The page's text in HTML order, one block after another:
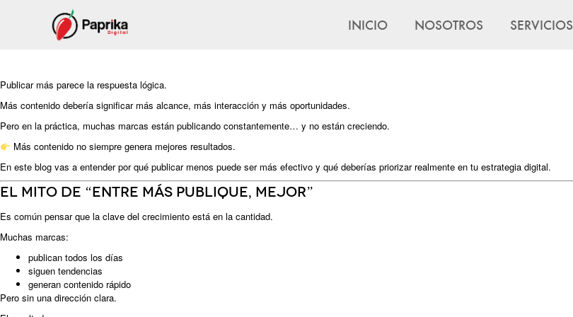
INICIO NOSOTROS SERVICIOS
Publicar más parece la respuesta lógica.
Más contenido debería significar más alcance, más interacción y más oportunidades.
Pero en la práctica, muchas marcas están publicando constantemente… y no están creciendo.
Más contenido no siempre genera mejores resultados.
En este blog vas a entender por qué publicar menos puede ser más efectivo y qué deberías priorizar realmente en tu estrategia digital.
El mito de “entre más publique, mejor”
Es común pensar que la clave del crecimiento está en la cantidad.
Muchas marcas:
publican todos los días
siguen tendencias
generan contenido rápido
Pero sin una dirección clara.